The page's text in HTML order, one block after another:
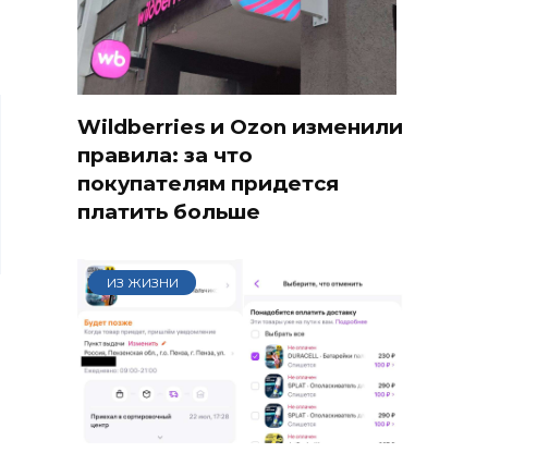
Wildberries и Ozon изменили
правила: за что
покупателям придется
платить больше
ИЗ ЖИЗНИ